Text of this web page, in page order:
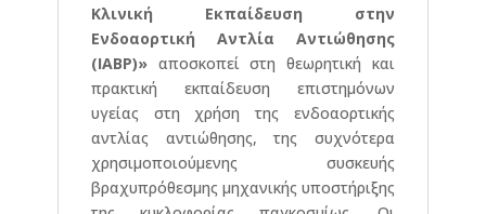
Κλινική Εκπαίδευση στην
Ενδοαορτική Αντλία Αντιώθησης
(IABP)»αποσκοπεί στη θεωρητική και
πρακτική εκπαίδευση επιστημόνων
υγείας στη χρήση της ενδοαορτικής
αντλίας αντιώθησης, της συχνότερα
χρησιμοποιούμενης συσκευής
βραχυπρόθεσμης μηχανικής υποστήριξης